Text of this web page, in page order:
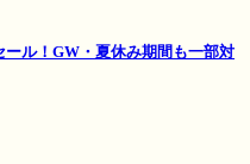
ール！GW・夏休み期間も一部対